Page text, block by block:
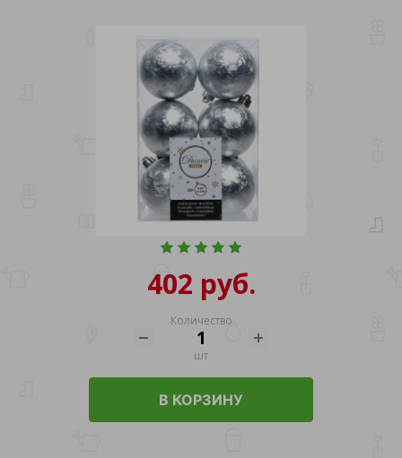
402 руб.
Количество
шт
В КОРЗИНУ